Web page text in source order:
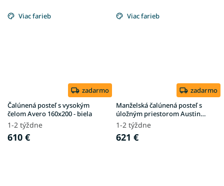
Viac farieb
zadarmo
Čalúnená posteľ s vysokým
čelom Avero 160x200 - biela
1-2 týždne
610 €
Viac farieb
zadarmo
Manželská čalúnená posteľ s
úložným priestorom Austin
160x200 - biela
1-2 týždne
621 €